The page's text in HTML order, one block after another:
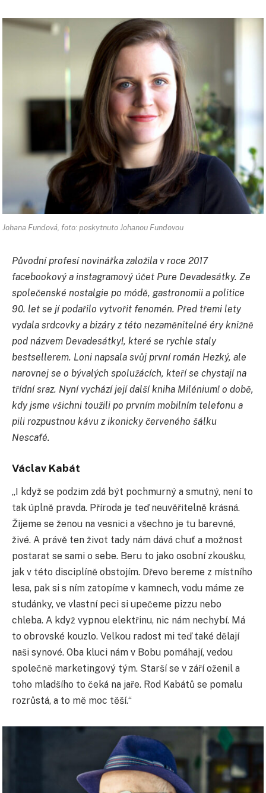
Johana Fundová, foto: poskytnuto Johanou Fundovou
Původní profesí novinářka založila v roce 2017
facebookový a instagramový účet Pure Devadesátky. Ze
společenské nostalgie po módě, gastronomii a politice
90. let se jí podařilo vytvořit fenomén. Před třemi lety
vydala srdcovky a bizáry z této nezaměnitelné éry knižně
pod názvem Devadesátky!, které se rychle staly
bestsellerem. Loni napsala svůj první román Hezký, ale
narovnej se o bývalých spolužácích, kteří se chystají na
třídní sraz. Nyní vychází její další kniha Milénium! o době,
kdy jsme všichni toužili po prvním mobilním telefonu a
pili rozpustnou kávu z ikonicky červeného šálku
Nescafé.
Václav Kabát
„I když se podzim zdá být pochmurný a smutný, není to
tak úplně pravda. Příroda je teď neuvěřitelně krásná.
Žijeme se ženou na vesnici a všechno je tu barevné,
živé. A právě ten život tady nám dává chuť a možnost
postarat se sami o sebe. Beru to jako osobní zkoušku,
jak v této disciplíně obstojím. Dřevo bereme z místního
lesa, pak si s ním zatopíme v kamnech, vodu máme ze
studánky, ve vlastní peci si upečeme pizzu nebo
chleba. A když vypnou elektřinu, nic nám nechybí. Má
to obrovské kouzlo. Velkou radost mi teď také dělají
naši synové. Oba kluci nám v Bobu pomáhají, vedou
společně marketingový tým. Starší se v září oženil a
toho mladšího to čeká na jaře. Rod Kabátů se pomalu
rozrůstá, a to mě moc těší.“